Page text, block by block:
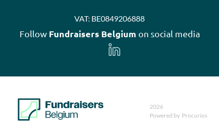
VAT: BE0849206888
Follow Fundraisers Belgium on social media
LinkedIn
2026
Powered by Procurios